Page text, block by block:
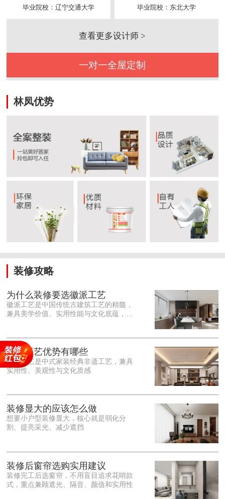
毕业院校：辽宁交通大学
毕业院校：东北大学
查看更多设计师 >
一对一全屋定制
林凤优势
装修攻略
为什么装修要选徽派工艺
徽派工艺是中国传统古建筑工艺的精髓，
兼具美学价值、实用性能与文化底蕴，优
雕细琢的砖、木、石雕为特色，线条古朴
大气，意境悠远，自带东方中式雅致韵
味，耐看且不易过时。<o:p></o:p> 在工
艺品质上，徽派工艺遵循古法匠心工序，
保耐用，抗风化、耐腐蚀，使用
徽派工艺优势有哪些
徽派工艺是中式家装经典非遗工艺，兼具
实用性、美观性与文化质感
装修显大的应该怎么做
想要小户型装修显大，核心就是弱化分
割、提亮采光、减少遮挡
装修后窗帘选购实用建议
装修完工后选窗帘，不用盲目追求花哨款
式，重点兼顾遮光、隔音、颜值和实用性